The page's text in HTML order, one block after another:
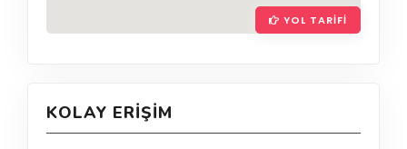
YOL TARIFI
KOLAY ERIŞIM